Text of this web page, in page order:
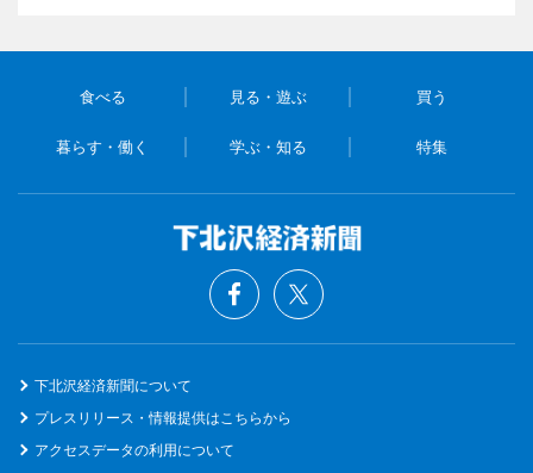
食べる 見る・遊ぶ 買う
暮らす・働く 学ぶ・知る 特集
下北沢経済新聞について
プレスリリース・情報提供はこちらから
アクセスデータの利用について